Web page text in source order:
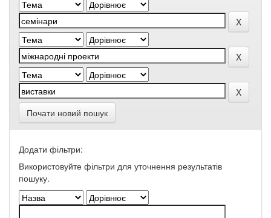
Почати новий пошук
Додати фільтри:
Використовуйте фільтри для уточнення результатів
пошуку.